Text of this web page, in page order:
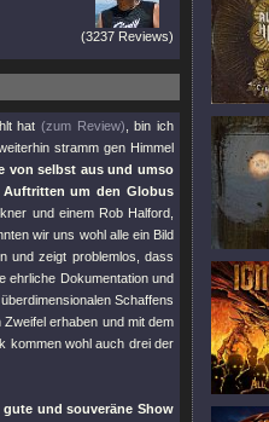
(3237 Reviews)
hat (zum Review) , bin ich
stramm gen Himmel
von selbst aus und umso
um den Globus
und einem Rob Halford,
wir uns wohl alle ein Bild
und zeigt problemlos, dass
ehrliche Dokumentation und
Schaffens
erhaben und mit dem
kommen wohl auch drei der
gute und souveräne Show